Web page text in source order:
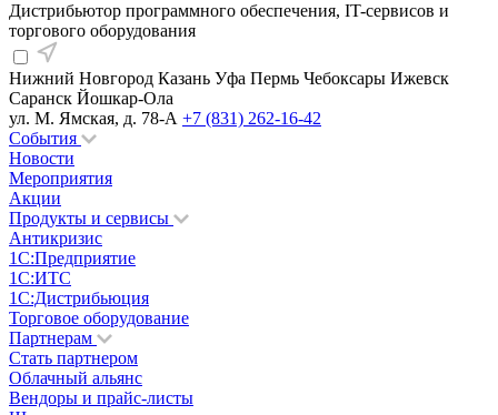
Дистрибьютор программного обеспечения, IT-сервисов и
торгового оборудования
Нижний Новгород Казань Уфа Пермь Чебоксары Ижевск
Саранск Йошкар-Ола
ул. М. Ямская, д. 78-А +7 (831) 262-16-42
События
Новости
Мероприятия
Акции
Продукты и сервисы
Антикризис
1С:Предприятие
1С:ИТС
1С:Дистрибьюция
Торговое оборудование
Партнерам
Стать партнером
Облачный альянс
Вендоры и прайс-листы